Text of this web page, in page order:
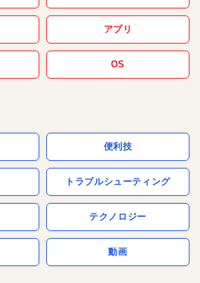
アプリ
OS
便利技
トラブルシューティング
テクノロジー
動画